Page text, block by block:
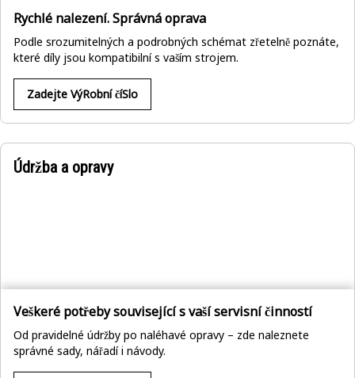
Rychlé nalezení. Správná oprava
Podle srozumitelných a podrobných schémat zřetelně poznáte,
které díly jsou kompatibilní s vaším strojem.
Zadejte VýRobní číSlo
Údržba a opravy
Veškeré potřeby související s vaší servisní činností
Od pravidelné údržby po naléhavé opravy – zde naleznete
správné sady, nářadí i návody.